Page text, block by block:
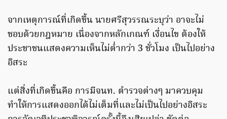
จากเหตุการณ์ที่เกิดขึ้น นายศรีสุวรรณระบุว่า อาจะไม่
ชอบด้วยกฎหมาย เนื่องจากหลักเกณฑ์ เงื่อนไข ต้องให้
ประชาชนแสดงความเห็นไม่ต่ำกว่า 3 ชั่วโมง เป็นไปอย่าง
อิสระ
แต่สิ่งที่เกิดขึ้นคือ การมีจนท. ตำรวจต่างๆ มาควบคุม
ทำให้การแสดงออกได้ไม่เต็มที่และไม่เป็นไปอย่างอิสระ